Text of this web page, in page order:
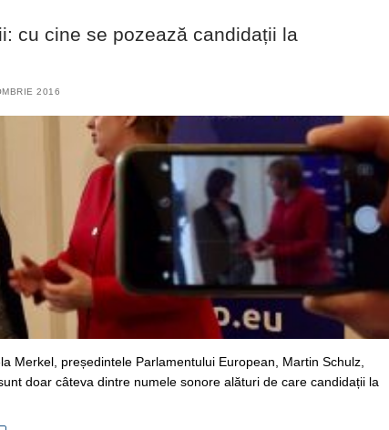
cu cine se pozează candidații la
2016
Merkel, președintele Parlamentului European, Martin Schulz,
doar câteva dintre numele sonore alături de care candidații la